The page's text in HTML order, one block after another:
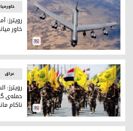
بمب‌افکن بی ٥٢ آمریکا
خاور
رویترز: السودانی در متوقف کردن
عراق
رویترز:
حمله‌ی
ناکام